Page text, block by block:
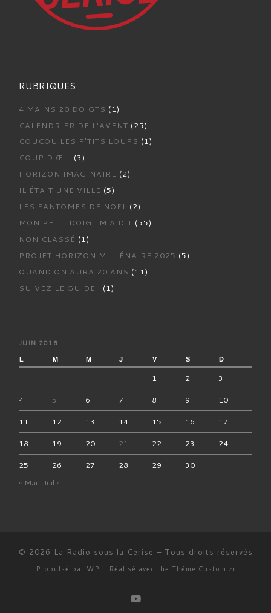
RUBRIQUES
4 MAINS 20 DOIGTS (1)
CALENDRIER DE L'AVENT (25)
COUCOU LES P'TITS LOUPS (1)
COUP D'ŒIL (3)
HORIZON IMAGINAIRE (2)
IL ÉTAIT UNE VILLE (5)
LES FANTOMES DE NOËL (2)
MON PETIT DOIGT M'A DIT (55)
NON CLASSÉ (1)
PROJET HORIZON MILLÉNAIRE 2025 (5)
QUAND ON AURA 20 ANS (11)
SUIVEZ LE GUIDE ! (1)
JUIN 2018
L M M J V S D
1 2
3
4
5 6 7 8 9
10
11
12 13 14 15 16
17
18
19 20 21 22 23
24
25
26 27 28 29
30
« Mai
Juil »
© 2026 La Radio sous la Cerise – Tous droits réservés
Propulsé par WP – Réalisé avec the Thème Customizr